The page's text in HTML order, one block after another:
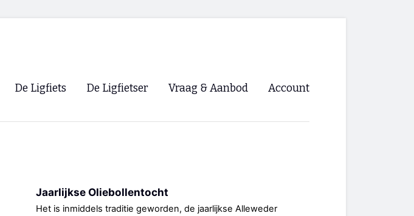
De Ligfiets De Ligfietser
Lokale Fietsverenigingen
Vraag & Aanbod Account
Jaarlijkse Oliebollentocht
Het is inmiddels traditie geworden, de jaarlijkse Alleweder